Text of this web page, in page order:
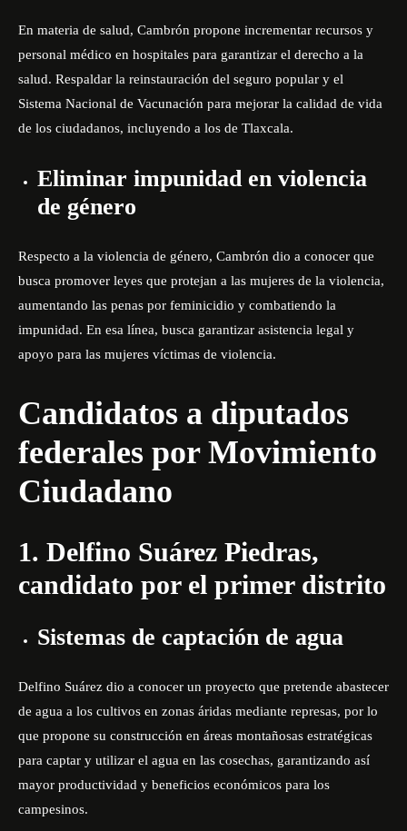
En materia de salud, Cambrón propone incrementar recursos y
personal médico en hospitales para garantizar el derecho a la
salud. Respaldar la reinstauración del seguro popular y el
Sistema Nacional de Vacunación para mejorar la calidad de vida
de los ciudadanos, incluyendo a los de Tlaxcala.
Eliminar impunidad en violencia
de género
Respecto a la violencia de género, Cambrón dio a conocer que
busca promover leyes que protejan a las mujeres de la violencia,
aumentando las penas por feminicidio y combatiendo la
impunidad. En esa línea, busca garantizar asistencia legal y
apoyo para las mujeres víctimas de violencia.
Candidatos a diputados
federales por Movimiento
Ciudadano
1. Delfino Suárez Piedras,
candidato por el primer distrito
Sistemas de captación de agua
Delfino Suárez dio a conocer un proyecto que pretende abastecer
de agua a los cultivos en zonas áridas mediante represas, por lo
que propone su construcción en áreas montañosas estratégicas
para captar y utilizar el agua en las cosechas, garantizando así
mayor productividad y beneficios económicos para los
campesinos.